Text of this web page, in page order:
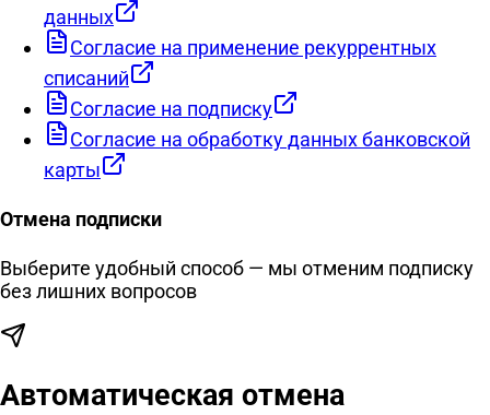
данных
Согласие на применение рекуррентных
списаний
Согласие на подписку
Согласие на обработку данных банковской
карты
Отмена подписки
Выберите удобный способ — мы отменим подписку
без лишних вопросов
Автоматическая отмена